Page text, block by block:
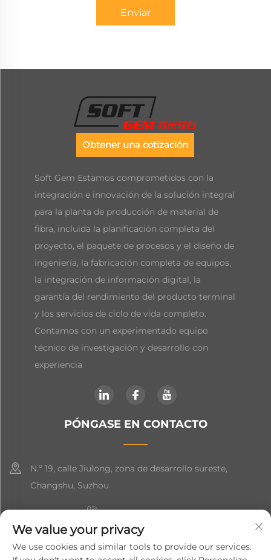
Enviar
Obtener una cotización
Soft Gem Estamos comprometidos con la
integración e innovación de la solución integral
para la planta de producción de material de
fibra, incluida la planificación completa del
proyecto, el paquete de procesos y el diseño de
ingeniería, la fabricación completa de equipos,
la integración de información digital, la
garantía del rendimiento del producto terminal
y los servicios de ciclo de vida completo.
Contamos con un experimentado equipo
técnico de investigación y desarrollo con
experiencia
PÓNGASE EN CONTACTO
N.º 19, calle Jiulong, zona de desarrollo sureste,
Changshu, Suzhou
+86-19906239903
[email protected]
We value your privacy
We use cookies and similar tools to provide our services.